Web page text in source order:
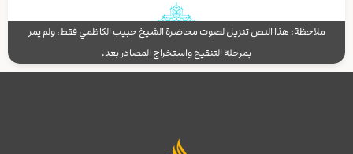
ملاحظة: هذا النص تنزيل لصوت محاضرة الشيخ حبيب الكاظمي فقط، ولم يمر
بمرحلة التنقيح واستخراج المصادر بعد.